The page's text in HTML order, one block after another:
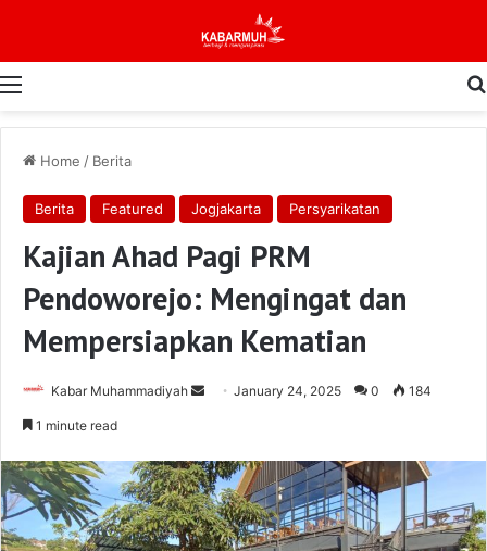
Menu
Home / Berita
Berita Featured Jogjakarta Persyarikatan
Kajian Ahad Pagi PRM
Pendoworejo: Mengingat dan
Mempersiapkan Kematian
Kabar Muhammadiyah
Send January 24, 2025 0 184
1 minute read